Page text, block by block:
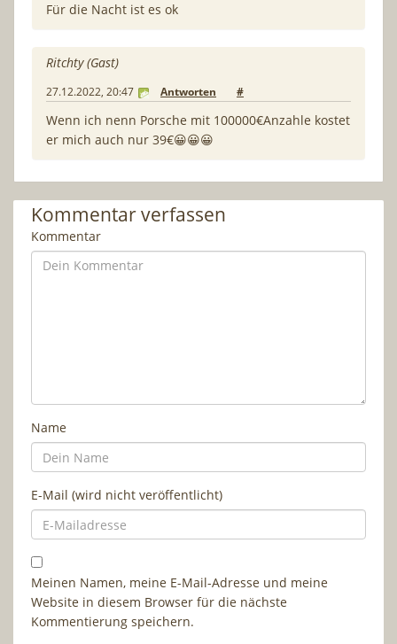
Für die Nacht ist es ok
Ritchty (Gast)
27.12.2022, 20:47 Antworten #
Wenn ich nenn Porsche mit 100000€Anzahle kostet
er mich auch nur 39€😀😀😀
Kommentar verfassen
Kommentar
Name
E-Mail (wird nicht veröffentlicht)
Meinen Namen, meine E-Mail-Adresse und meine
Website in diesem Browser für die nächste
Kommentierung speichern.